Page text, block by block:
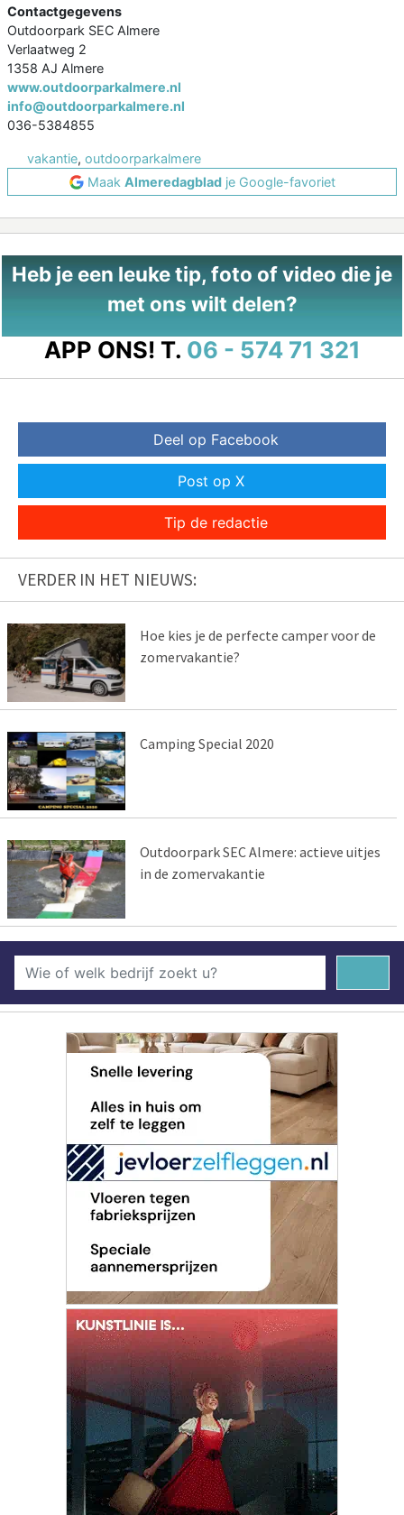
Contactgegevens
Outdoorpark SEC Almere
Verlaatweg 2
1358 AJ Almere
www.outdoorparkalmere.nl
info@outdoorparkalmere.nl
036-5384855
vakantie, outdoorparkalmere
Maak Almeredagbladje Google-favoriet
Heb je een leuke tip, foto of video die je
met ons wilt delen?
APP ONS! T. 06 - 574 71 321
Deel op Facebook
Post op X
Tip de redactie
VERDER IN HET NIEUWS:
Hoe kies je de perfecte camper voor de
zomervakantie?
Camping Special 2020
Outdoorpark SEC Almere: actieve uitjes
in de zomervakantie